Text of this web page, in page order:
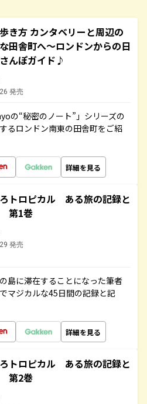
き方 カンタベリーと周辺の
田舎町へ～ロンドンからの日
んぽガイド♪
発売
の“秘密のノート”」シリーズの
るロンドン南東の田舎町をご紹
詳細を見る
トロピカル ある旅の記録と
第1巻
発売
島に滞在することになった筆者
マジカルな45日間の記録と記
詳細を見る
トロピカル ある旅の記録と
第2巻